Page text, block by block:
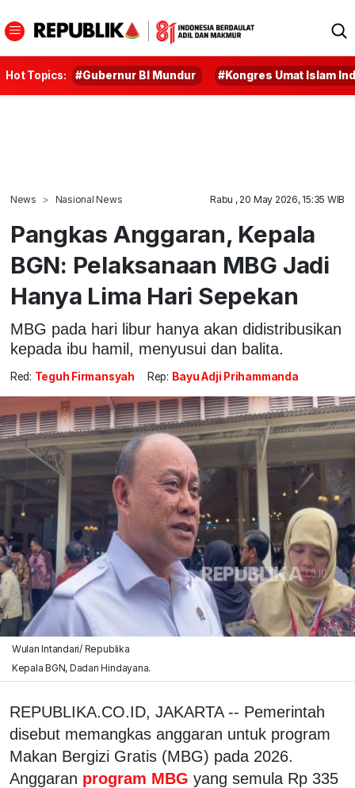
Hot Topics: #Gubernur BI Mundur #Kongres Umat Islam
News Nasional News Rabu , 20 May 2026, 15:35 WIB
Pangkas Anggaran, Kepala
BGN: Pelaksanaan MBG Jadi
Hanya Lima Hari Sepekan
MBG pada hari libur hanya akan didistribusikan
kepada ibu hamil, menyusui dan balita.
Red: Teguh Firmansyah Rep: Bayu Adji Prihammanda
Wulan Intandari/ Republika
Kepala BGN, Dadan Hindayana.
REPUBLIKA.CO.ID, JAKARTA -- Pemerintah
disebut memangkas anggaran untuk program
Makan Bergizi Gratis (MBG) pada 2026.
Anggaran program MBG yang semula Rp 335